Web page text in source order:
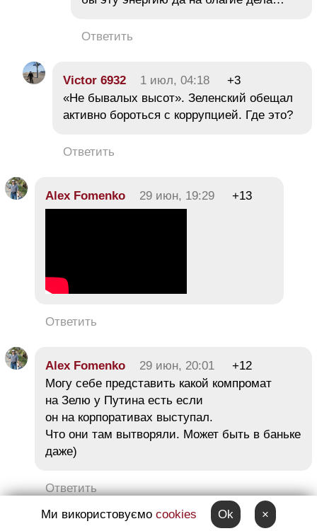
Ответить
Victor 6932 1 июл, 04:18
+3
«Не бывалых высот». Зеленский обещал
активно бороться с коррупцией. Где это?
Ответить
Alex Fomenko 29 июн, 19:29 +13
Ответить
Alex Fomenko 29 июн, 20:01
+12
Могу себе представить какой компромат
на Зелю у Путина есть если
он на корпоративах выступал.
Что они там вытворяли. Может быть в баньке
даже)
Ответить
Комментарий получил много негативных оценок
Ми використовуємо cookies Ok ×